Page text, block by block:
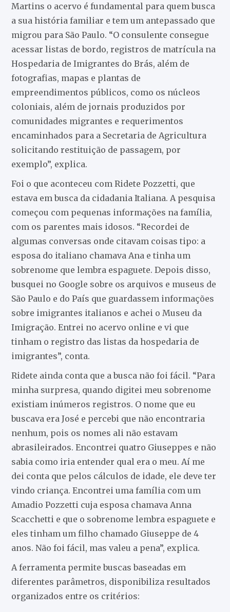
Martins o acervo é fundamental para quem busca
a sua história familiar e tem um antepassado que
migrou para São Paulo. “O consulente consegue
acessar listas de bordo, registros de matrícula na
Hospedaria de Imigrantes do Brás, além de
fotografias, mapas e plantas de
empreendimentos públicos, como os núcleos
coloniais, além de jornais produzidos por
comunidades migrantes e requerimentos
encaminhados para a Secretaria de Agricultura
solicitando restituição de passagem, por
exemplo”, explica.
Foi o que aconteceu com Ridete Pozzetti, que
estava em busca da cidadania Italiana. A pesquisa
começou com pequenas informações na família,
com os parentes mais idosos. “Recordei de
algumas conversas onde citavam coisas tipo: a
esposa do italiano chamava Ana e tinha um
sobrenome que lembra espaguete. Depois disso,
busquei no Google sobre os arquivos e museus de
São Paulo e do País que guardassem informações
sobre imigrantes italianos e achei o Museu da
Imigração. Entrei no acervo online e vi que
tinham o registro das listas da hospedaria de
imigrantes”, conta.
Ridete ainda conta que a busca não foi fácil. “Para
minha surpresa, quando digitei meu sobrenome
existiam inúmeros registros. O nome que eu
buscava era José e percebi que não encontraria
nenhum, pois os nomes ali não estavam
abrasileirados. Encontrei quatro Giuseppes e não
sabia como iria entender qual era o meu. Aí me
dei conta que pelos cálculos de idade, ele deve ter
vindo criança. Encontrei uma família com um
Amadio Pozzetti cuja esposa chamava Anna
Scacchetti e que o sobrenome lembra espaguete e
eles tinham um filho chamado Giuseppe de 4
anos. Não foi fácil, mas valeu a pena”, explica.
A ferramenta permite buscas baseadas em
diferentes parâmetros, disponibiliza resultados
organizados entre os critérios: